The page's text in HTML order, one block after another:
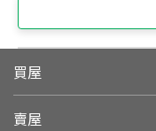
買屋
賣屋